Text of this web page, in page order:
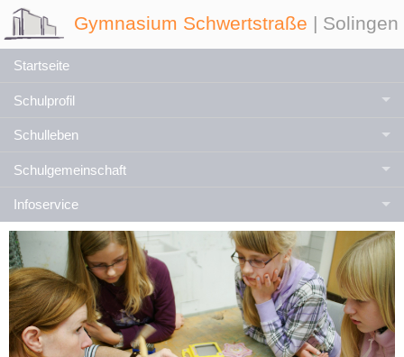
Gymnasium Schwertstraße | Solingen
Startseite
Schulprofil
Schulleben
Schulgemeinschaft
Infoservice